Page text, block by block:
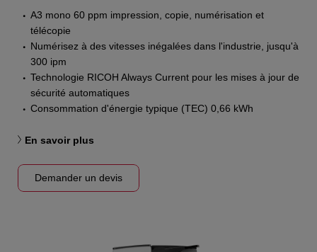
A3 mono 60 ppm impression, copie, numérisation et
télécopie
Numérisez à des vitesses inégalées dans l'industrie, jusqu'à
300 ipm
Technologie RICOH Always Current pour les mises à jour de
sécurité automatiques
Consommation d'énergie typique (TEC) 0,66 kWh
En savoir plus
Demander un devis